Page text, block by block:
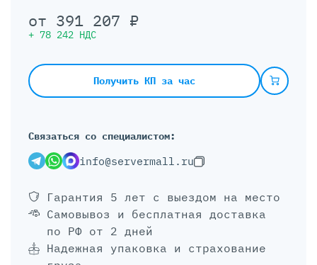
от 391 207 ₽
+ 78 242 НДС
Получить КП за час
Связаться со специалистом:
info@servermall.ru
Гарантия 5 лет с выездом на место
Самовывоз и бесплатная доставка
по РФ от 2 дней
Надежная упаковка и страхование